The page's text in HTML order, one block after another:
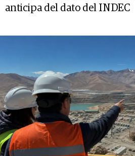
anticipa del dato del INDEC